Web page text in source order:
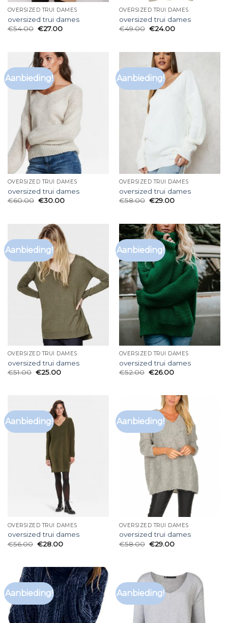
OVERSIZED TRUI DAMES
oversized trui dames
€54.00 €27.00
OVERSIZED TRUI DAMES
oversized trui dames
€49.00 €24.00
Aanbieding!
OVERSIZED TRUI DAMES
oversized trui dames
€60.00 €30.00
Aanbieding!
OVERSIZED TRUI DAMES
oversized trui dames
€58.00 €29.00
Aanbieding!
OVERSIZED TRUI DAMES
oversized trui dames
€51.00 €25.00
Aanbieding!
OVERSIZED TRUI DAMES
oversized trui dames
€52.00 €26.00
Aanbieding!
OVERSIZED TRUI DAMES
oversized trui dames
€56.00 €28.00
Aanbieding!
OVERSIZED TRUI DAMES
oversized trui dames
€58.00 €29.00
Aanbieding! Aanbieding!